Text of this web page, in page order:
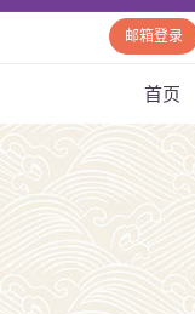
邮箱登录
首页